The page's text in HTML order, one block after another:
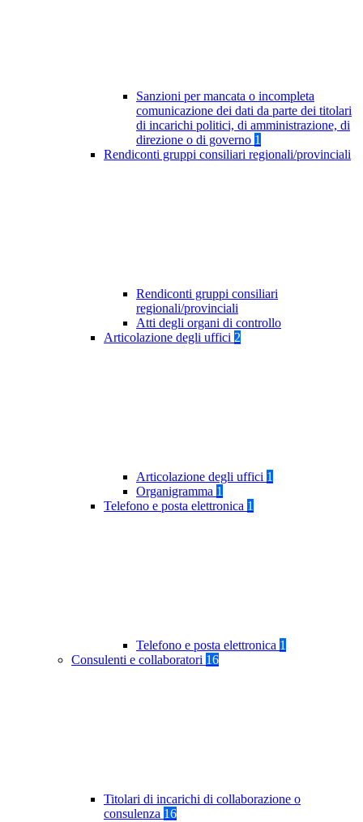
Sanzioni per mancata o incompleta
comunicazione dei dati da parte dei titolari
di incarichi politici, di amministrazione, di
direzione o di governo 1
Rendiconti gruppi consiliari regionali/provinciali
Rendiconti gruppi consiliari
regionali/provinciali
Atti degli organi di controllo
Articolazione degli uffici 2
Articolazione degli uffici 1
Organigramma 1
Telefono e posta elettronica 1
Telefono e posta elettronica 1
Consulenti e collaboratori 16
Titolari di incarichi di collaborazione o
consulenza 16